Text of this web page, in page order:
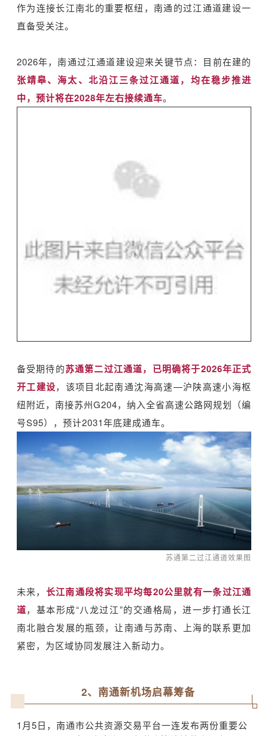
作为连接长江南北的重要枢纽，南通的过江通道建设一
直备受关注。
2026年，南通过江通道建设迎来关键节点：目前在建的
张靖皋、海太、北沿江三条过江通道，均在稳步推进
中，预计将在2028年左右接续通车。
备受期待的苏通第二过江通道，已明确将于2026年正式
开工建设，该项目北起南通沈海高速—沪陕高速小海枢
纽附近，南接苏州G204，纳入全省高速公路网规划（编
号S95），预计2031年底建成通车。
苏通第二过江通道效果图
未来， 长江南通段将实现平均每20公里就有一条过江通
道，基本形成“八龙过江”的交通格局，进一步打通长江
南北融合发展的瓶颈，让南通与苏南、上海的联系更加
紧密，为区域协同发展注入新动力。
2、南通新机场启幕筹备
1月5日，南通市公共资源交易平台一连发布两份重要公